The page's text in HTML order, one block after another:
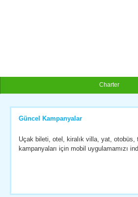
Charter
Güncel Kampanyalar
Uçak bileti, otel, kiralık villa, yat, otobüs,
kampanyaları için mobil uygulamamızı